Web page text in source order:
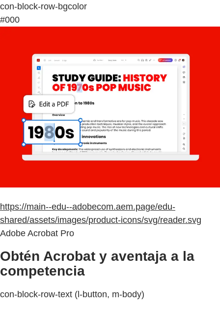
con-block-row-bgcolor
#000
https://main--edu--adobecom.aem.page/edu-
shared/assets/images/product-icons/svg/reader.svg
Adobe Acrobat Pro
Obtén Acrobat y aventaja a la
competencia
con-block-row-text (l-button, m-body)